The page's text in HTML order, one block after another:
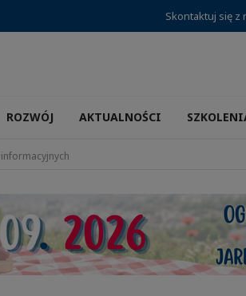
Skontaktuj się z
ROZWÓJ AKTUALNOŚCI